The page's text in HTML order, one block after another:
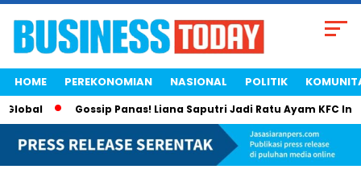
HOME PEREKONOMIAN NASIONAL POLITIK
Gossip Panas! Liana Saputri Jadi Ratu Ayam KFC